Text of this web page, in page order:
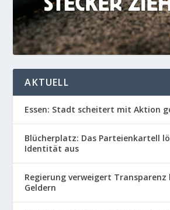
AKTUELL
Essen: Stadt scheitert mit Aktion
Blücherplatz: Das Parteienkartell
Identität aus
Regierung verweigert Transparenz
Geldern